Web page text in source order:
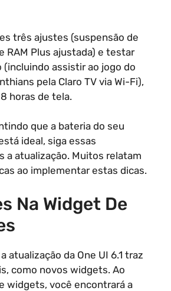
três ajustes (suspensão de
RAM Plus ajustada) e testar
assistir ao jogo do
pela Claro TV via Wi-Fi),
horas de tela.
que a bateria do seu
ideal, siga essas
a atualização. Muitos relatam
ao implementar estas dicas.
Na Widget De
atualização da One UI 6.1 traz
como novos widgets. Ao
widgets, você encontrará a